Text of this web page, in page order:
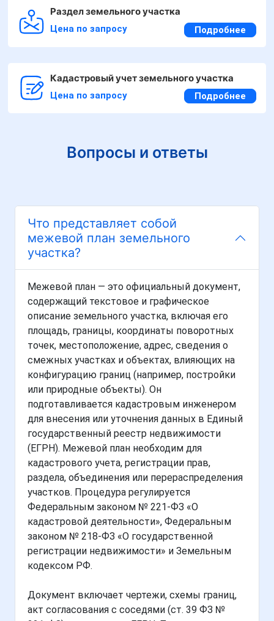
Раздел земельного участка
Цена по запросу Подробнее
Кадастровый учет земельного участка
Цена по запросу Подробнее
Вопросы и ответы
Что представляет собой
межевой план земельного
участка?
Межевой план — это официальный документ,
содержащий текстовое и графическое
описание земельного участка, включая его
площадь, границы, координаты поворотных
точек, местоположение, адрес, сведения о
смежных участках и объектах, влияющих на
конфигурацию границ (например, постройки
или природные объекты). Он
подготавливается кадастровым инженером
для внесения или уточнения данных в Единый
государственный реестр недвижимости
(ЕГРН). Межевой план необходим для
кадастрового учета, регистрации прав,
раздела, объединения или перераспределения
участков. Процедура регулируется
Федеральным законом № 221-ФЗ «О
кадастровой деятельности», Федеральным
законом № 218-ФЗ «О государственной
регистрации недвижимости» и Земельным
кодексом РФ.
Документ включает чертежи, схемы границ,
акт согласования с соседями (ст. 39 ФЗ №